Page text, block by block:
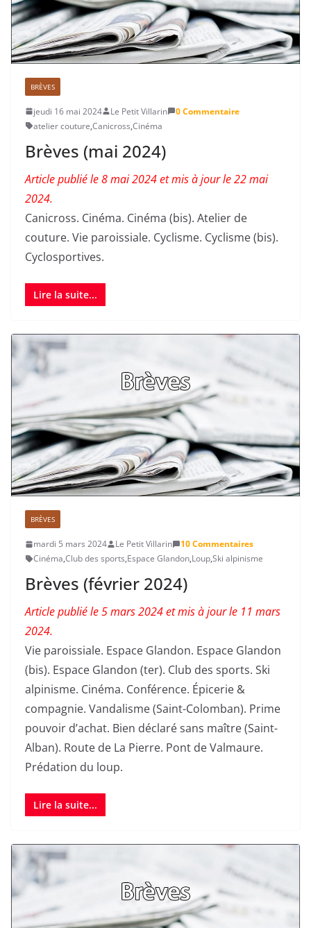
BRÈVES
jeudi 16 mai 2024 Le Petit Villarin
0 Commentaire
atelier couture,Canicross,Cinéma
Brèves (mai 2024)
Article publié le 8 mai 2024 et mis à jour le 22 mai
2024.
Canicross. Cinéma. Cinéma (bis). Atelier de
couture. Vie paroissiale. Cyclisme. Cyclisme (bis).
Cyclosportives.
Lire la suite...
BRÈVES
mardi 5 mars 2024 Le Petit Villarin
10 Commentaires
Cinéma,Club des sports,Espace Glandon,Loup,Ski alpinisme
Brèves (février 2024)
Article publié le 5 mars 2024 et mis à jour le 11 mars
2024.
Vie paroissiale. Espace Glandon. Espace Glandon
(bis). Espace Glandon (ter). Club des sports. Ski
alpinisme. Cinéma. Conférence. Épicerie &
compagnie. Vandalisme (Saint-Colomban). Prime
pouvoir d’achat. Bien déclaré sans maître (Saint-
Alban). Route de La Pierre. Pont de Valmaure.
Prédation du loup.
Lire la suite...